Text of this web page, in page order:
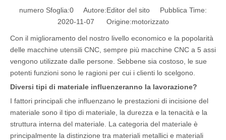
numero Sfoglia:0 Autore:Editor del sito Pubblica Time:
2020-11-07 Origine:motorizzato
Con il miglioramento del nostro livello economico e la popolarità
delle macchine utensili CNC, sempre più macchine CNC a 5 assi
vengono utilizzate dalle persone. Sebbene sia costoso, le sue
potenti funzioni sono le ragioni per cui i clienti lo scelgono.
Diversi tipi di materiale influenzeranno la lavorazione?
I fattori principali che influenzano le prestazioni di incisione del
materiale sono il tipo di materiale, la durezza e la tenacità e la
struttura interna del materiale. La categoria del materiale è
principalmente la distinzione tra materiali metallici e materiali